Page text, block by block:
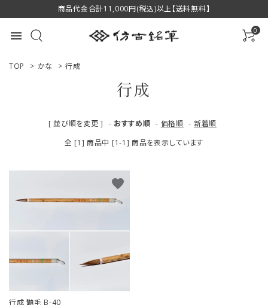
商品代金合計11,000円(税込)以上【送料無料】
menu 0
ACCOUNT MENU
TOP > かな > 行成
行成
[ 並び順を変更 ] - おすすめ順 - 価格順 - 新着順
全 [1] 商品中 [1-1] 商品を表示しています
行成 鼬毛 B-40
favorite